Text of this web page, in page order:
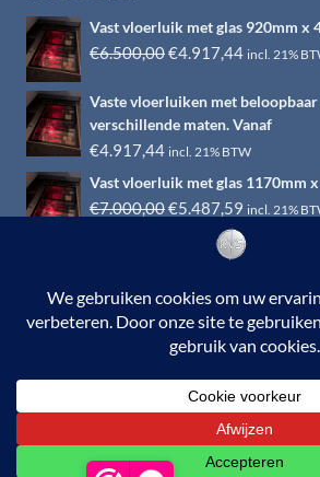
Vast vloerluik met glas 920mm x
€6.500,00Oorspronkelijke
was:
€6.500,00.
€4.917,44Huidige
is:
€4.917,44.
incl. 21%
Vaste vloerluiken met beloopbaar
verschillende maten. Vanaf
€4.917,44 incl. 21% BTW
Vast vloerluik met glas 1170mm
€7.000,00Oorspronkelijke
€5.487,59 Huidige
prijs
is:
incl. 21%
© 2026 RVS-woonwinkel.nl is een
BTW nr. NL002145483B31 | KvKnr.
RABO 010.12.95.251 | Web
GRAPHICSOtterlo.